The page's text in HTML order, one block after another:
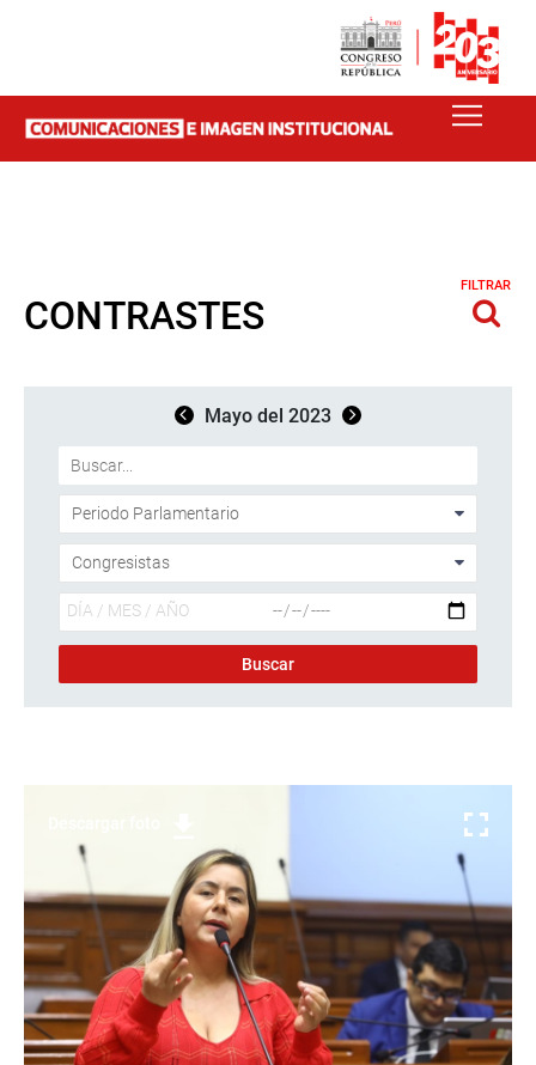
CONTRASTES
FILTRAR
Mayo del 2023